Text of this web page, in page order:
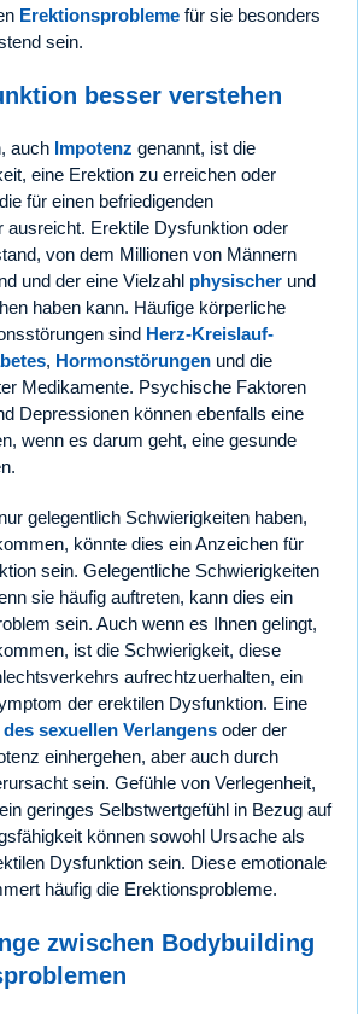
Erektionsprobleme für sie besonders
sein.
besser verstehen
auch Impotenz genannt, ist die
eine Erektion zu erreichen oder
für einen befriedigenden
Erektile Dysfunktion oder
von dem Millionen von Männern
und der eine Vielzahl physischer und
haben kann. Häufige körperliche
sind Herz-Kreislauf-
, Hormonstörungen und die
Medikamente. Psychische Faktoren
Depressionen können ebenfalls eine
wenn es darum geht, eine gesunde
gelegentlich Schwierigkeiten haben,
könnte dies ein Anzeichen für
sein. Gelegentliche Schwierigkeiten
sie häufig auftreten, kann dies ein
sein. Auch wenn es Ihnen gelingt,
ist die Schwierigkeit, diese
aufrechtzuerhalten, ein
der erektilen Dysfunktion. Eine
sexuellen Verlangens oder der
einhergehen, aber auch durch
sein. Gefühle von Verlegenheit,
geringes Selbstwertgefühl in Bezug auf
können sowohl Ursache als
Dysfunktion sein. Diese emotionale
häufig die Erektionsprobleme.
zwischen Bodybuilding